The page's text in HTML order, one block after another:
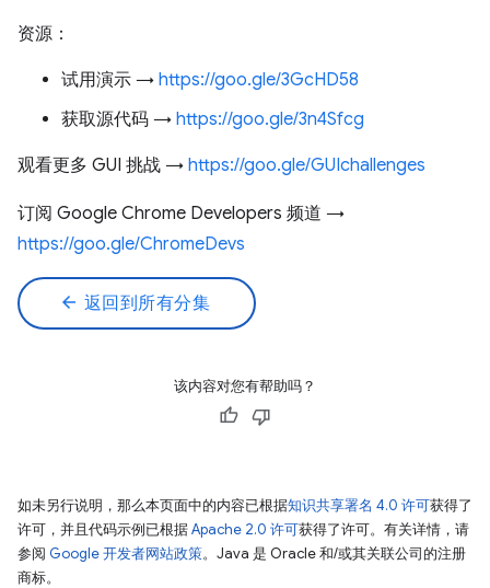
资源：
试用演示 → https://goo.gle/3GcHD58
获取源代码 → https://goo.gle/3n4Sfcg
观看更多 GUI 挑战 → https://goo.gle/GUIchallenges
订阅 Google Chrome Developers 频道 →
https://goo.gle/ChromeDevs
arrow_back 返回到所有分集
该内容对您有帮助吗？
如未另行说明，那么本页面中的内容已根据知识共享署名 4.0 许可获得了
许可，并且代码示例已根据Apache 2.0 许可获得了许可。有关详情，请
参阅 Google 开发者网站政策。Java 是 Oracle 和/或其关联公司的注册
商标。